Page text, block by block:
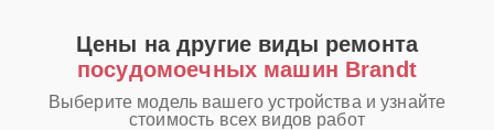
Цены на другие виды ремонта
посудомоечных машин Brandt
Выберите модель вашего устройства и узнайте
стоимость всех видов работ